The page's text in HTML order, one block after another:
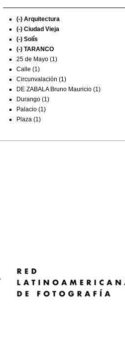
(-) Arquitectura
(-) Ciudad Vieja
(-) Solís
(-) TARANCO
25 de Mayo (1)
Calle (1)
Circunvalación (1)
DE ZABALA Bruno Mauricio (1)
Durango (1)
Palacio (1)
Plaza (1)